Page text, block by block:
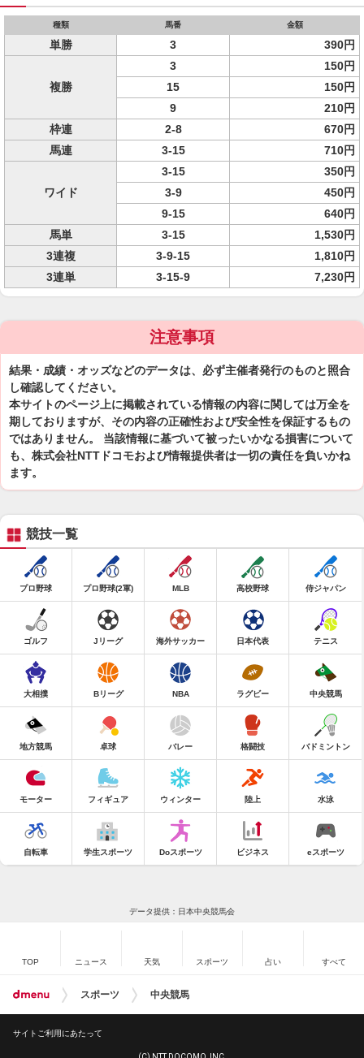
種類 馬番 金額
単勝 3 390円
複勝
3
150円
15
150円
9
210円
枠連
2-8
670円
馬連
3-15 710円
ワイド
3-15
350円
3-9
450円
9-15
640円
馬単
3-15
1,530円
3連複
3-9-15
1,810円
3連単
3-15-9 7,230円
注意事項
結果・成績・オッズなどのデータは、必ず主催者発行のものと照合
し確認してください。
本サイトのページ上に掲載されている情報の内容に関しては万全を
期しておりますが、その内容の正確性および安全性を保証するもの
ではありません。 当該情報に基づいて被ったいかなる損害について
も、株式会社NTTドコモおよび情報提供者は一切の責任を負いかね
ます。
競技一覧
プロ野球 プロ野球(2軍) MLB 高校野球 侍ジャパン
ゴルフ Jリーグ 海外サッカー 日本代表 テニス
大相撲 Bリーグ NBA ラグビー 中央競馬
地方競馬 卓球 バレー 格闘技 バドミントン
モーター フィギュア ウィンター 陸上 水泳
自転車 学生スポーツ Doスポーツ ビジネス eスポーツ
データ提供：日本中央競馬会
TOP ニュース 天気 スポーツ 占い すべて
スポーツ 中央競馬
サイトご利用にあたって